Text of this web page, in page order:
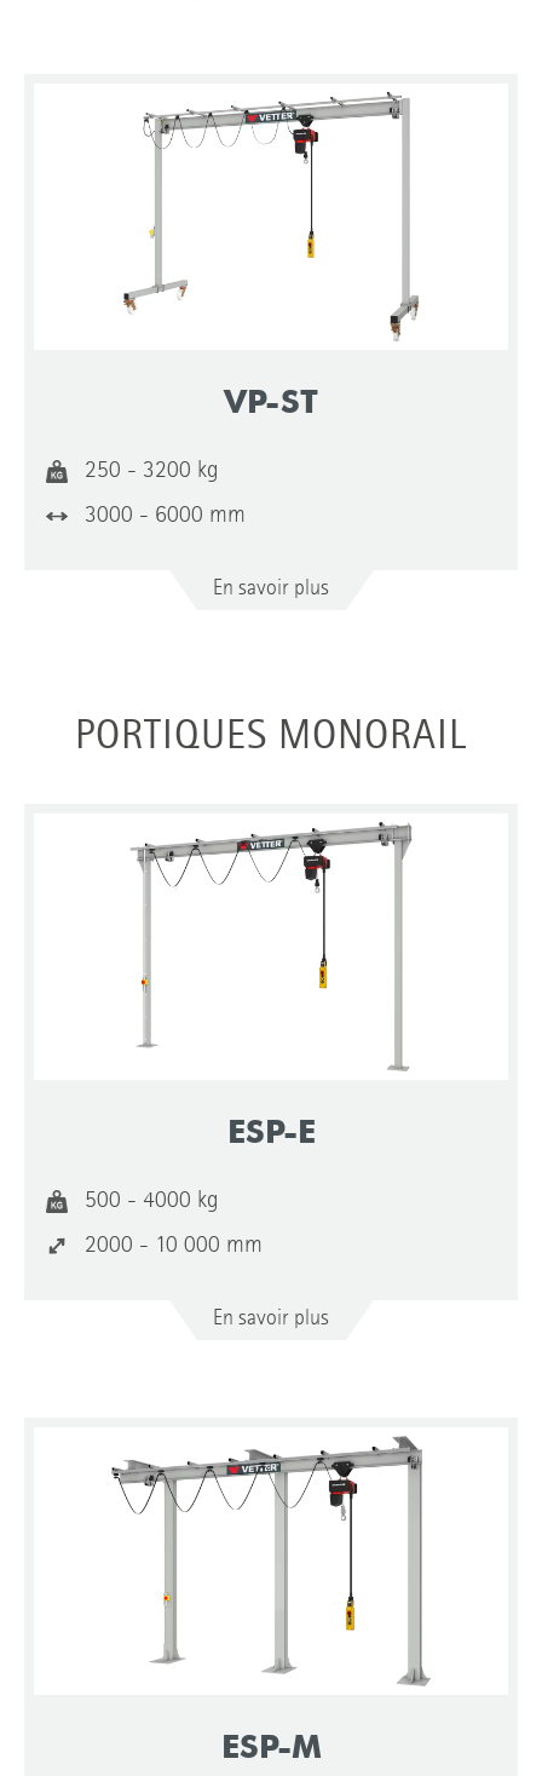
Extensible par juxtaposition de plusieurs
Construction
VP-ST
250 - 3200 kg
3000 - 6000 mm
En savoir plus
PORTIQUES MONORAIL
ESP-E
500 - 4000 kg
2000 - 10 000 mm
En savoir plus
ESP-M